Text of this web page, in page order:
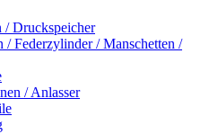
/ Druckspeicher
/ Federzylinder / Manschetten /
/ Anlasser